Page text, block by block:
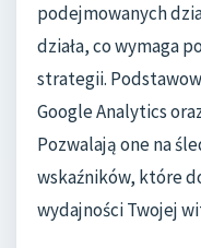
podejmowanych
działa, co wymaga
strategii.
Google Analytics
Pozwalają one na
wskaźników, które
wydajności Twojej